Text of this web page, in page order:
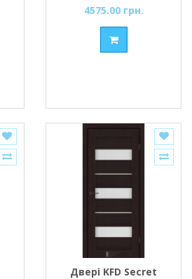
4575.00 грн.
Двері KFD Secret